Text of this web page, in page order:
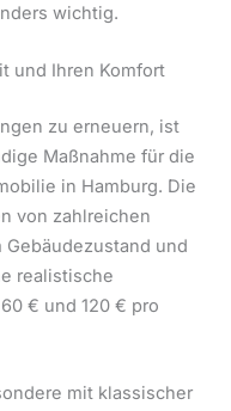
wichtig.
und Ihren Komfort
zu erneuern, ist
Maßnahme für die
in Hamburg. Die
von zahlreichen
Gebäudezustand und
realistische
€ und 120 € pro
mit klassischer